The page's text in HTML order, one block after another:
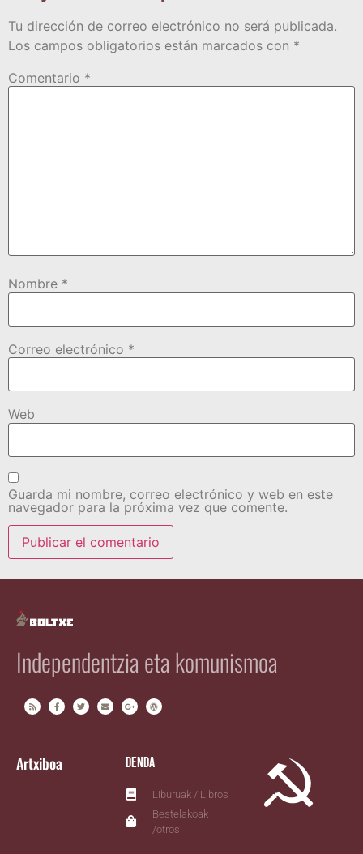
Tu dirección de correo electrónico no será publicada.
Los campos obligatorios están marcados con *
Comentario *
Nombre *
Correo electrónico *
Web
Guarda mi nombre, correo electrónico y web en este
navegador para la próxima vez que comente.
Independentzia eta komunismoa
Artxiboa Denda
Liburuak / Libros
Bestelakoak
/otros